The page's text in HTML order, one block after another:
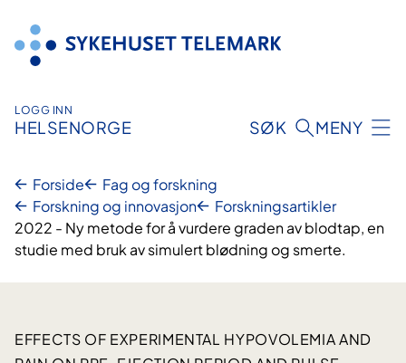
innhold
LOGG INN
HELSENORGE SØK MENY
Forside
Fag og forskning
Forskning og innovasjon
Forskningsartikler
2022 - Ny metode for å vurdere graden av blodtap, en
studie med bruk av simulert blødning og smerte.
EFFECTS OF EXPERIMENTAL HYPOVOLEMIA AND